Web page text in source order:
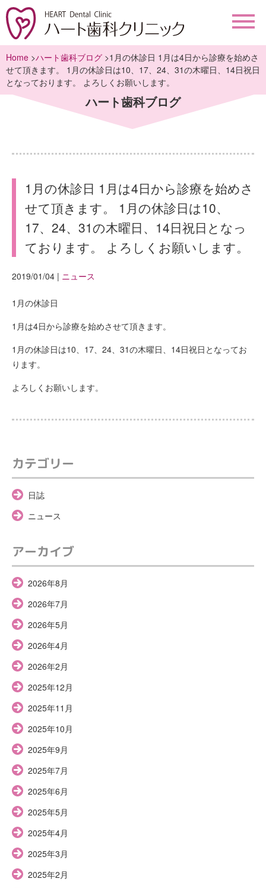
Home >ハート歯科ブログ >1月の休診日 1月は4日から診療を始めさ
せて頂きます。 1月の休診日は10、17、24、31の木曜日、14日祝日
となっております。 よろしくお願いします。
ハート歯科ブログ
1月の休診日 1月は4日から診療を始めさ
せて頂きます。 1月の休診日は10、
17、24、31の木曜日、14日祝日となっ
ております。 よろしくお願いします。
2019/01/04 | ニュース
1月の休診日
1月は4日から診療を始めさせて頂きます。
1月の休診日は10、17、24、31の木曜日、14日祝日となってお
ります。
よろしくお願いします。
カテゴリー
日誌
ニュース
アーカイブ
2026年8月
2026年7月
2026年5月
2026年4月
2026年2月
2025年12月
2025年11月
2025年10月
2025年9月
2025年7月
2025年6月
2025年5月
2025年4月
2025年3月
2025年2月